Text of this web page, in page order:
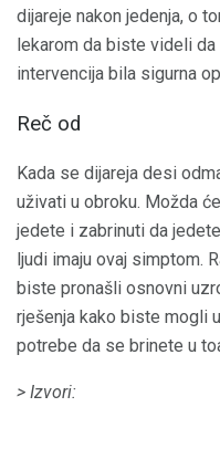
dijareje nakon jedenja, o
lekarom da biste videli
intervencija bila sigurna
Reč od
Kada se dijareja desi
uživati ​​u obroku. Možda
jedete i zabrinuti da
ljudi imaju ovaj simptom.
biste pronašli osnovni
rješenja kako biste mogli
potrebe da se brinete u
> Izvori: